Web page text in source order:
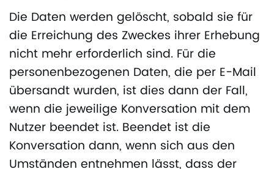
Die Daten werden gelöscht, sobald sie für
die Erreichung des Zweckes ihrer Erhebung
nicht mehr erforderlich sind. Für die
personenbezogenen Daten, die per E-Mail
übersandt wurden, ist dies dann der Fall,
wenn die jeweilige Konversation mit dem
Nutzer beendet ist. Beendet ist die
Konversation dann, wenn sich aus den
Umständen entnehmen lässt, dass der